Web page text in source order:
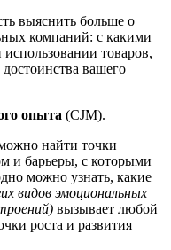
выяснить больше о
компаний: с какими
товаров,
вашего
опыта (CJM).
найти точки
и барьеры, с которыми
можно узнать, какие
видов эмоциональных
вызывает любой
роста и развития